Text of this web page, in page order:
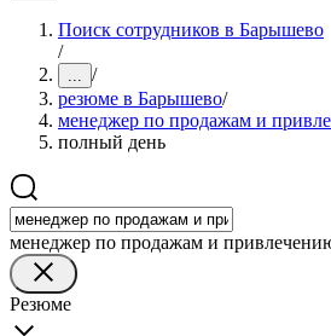
Поиск сотрудников в Барышево
/
... /
резюме в Барышево/
менеджер по продажам и
полный день
менеджер по продажам и
Резюме